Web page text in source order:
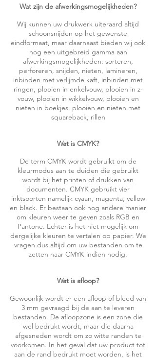
Wat zijn de afwerkingsmogelijkheden?
Wij kunnen uw drukwerk uiteraard altijd
schoonsnijden op het gewenste
eindformaat, maar daarnaast bieden wij ook
nog een uitgebreid gamma aan
afwerkingsmogelijkheden: sorteren,
perforeren, snijden, nieten, lamineren,
inbinden met verlijmde kaft, inbinden met
ringen, plooien in enkelvouw, plooien in z-
vouw, plooien in wikkelvouw, plooien en
nieten in boekjes, plooien en nieten met
squareback, rillen
Wat is CMYK?
De term CMYK wordt gebruikt om de
kleurmodus aan te duiden die gebruikt
wordt bij het printen of drukken van
documenten. CMYK gebruikt vier
inktsoorten namelijk cyaan, magenta, yellow
en black. Er bestaan ook nog andere manier
om kleuren weer te geven zoals RGB en
Pantone. Echter is het niet mogelijk om
dergelijke kleuren te vertalen op papier. We
vragen dus altijd om uw bestanden om te
zetten naar CMYK indien nodig.
Wat is afloop?
Gewoonlijk wordt er een afloop of bleed van
3 mm gevraagd bij de aan te leveren
bestanden. De afloopzone is een zone die
wel bedrukt wordt, maar die daarna
afgesneden wordt om zo witte randen te
voorkomen. In het geval dat uw product tot
aan de rand bedrukt moet worden, is het